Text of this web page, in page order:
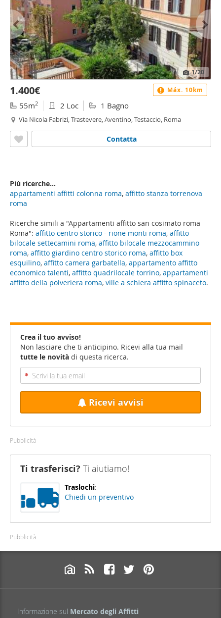
Ricerche simili a "Appartamenti affitto san cosimato roma
Roma": affitto centro storico - rione monti roma, affitto
bilocale settecamini roma, affitto bilocale mezzocammino
roma, affitto giardino centro storico roma, affitto box
esquilino, affitto camera garbatella, appartamento affitto
economico talenti, affitto quadrilocale torrino, appartamenti
affitto della polveriera roma, ville a schiera affitto spinaceto.
1/20
1.400€
55m2 2 Loc 1 Bagno
Via Nicola Fabrizi, Trastevere, Aventino, Testaccio, Roma
Contatta
Máx. 10km
Più ricerche...
appartamenti affitti colonna roma, affitto stanza torrenova
roma
Crea il tuo avviso!
Non lasciare che ti anticipino. Ricevi alla tua mail
tutte le novità di questa ricerca.
Ricevi avvisi
Pubblicità
Ti trasferisci? Ti aiutiamo!
Traslochi:
Chiedi un preventivo
Pubblicità
Informazione sul Mercato degli Affitti